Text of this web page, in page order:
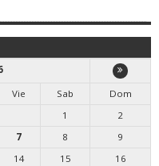
Vie Sab
Dom
1
2
7 8
9
14 15
16